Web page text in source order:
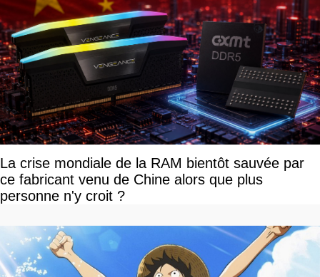
La crise mondiale de la RAM bientôt sauvée par
ce fabricant venu de Chine alors que plus
personne n'y croit ?